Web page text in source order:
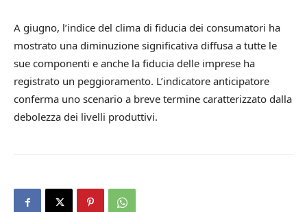
A giugno, l’indice del clima di fiducia dei consumatori ha
mostrato una diminuzione significativa diffusa a tutte le
sue componenti e anche la fiducia delle imprese ha
registrato un peggioramento. L’indicatore anticipatore
conferma uno scenario a breve termine caratterizzato dalla
debolezza dei livelli produttivi.